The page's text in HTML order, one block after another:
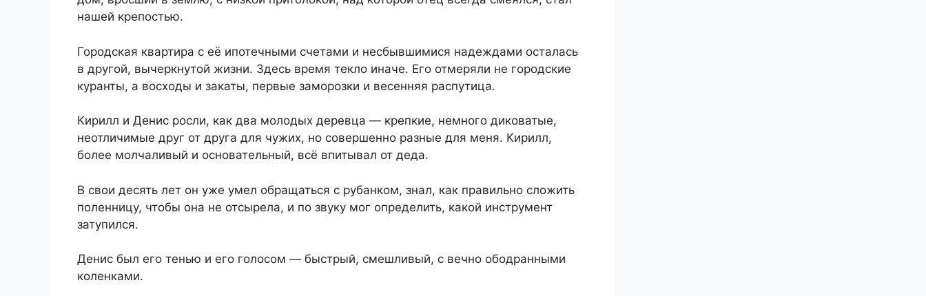
нашей крепостью.
Городская квартира с её ипотечными счетами и несбывшимися надеждами осталась
в другой, вычеркнутой жизни. Здесь время текло иначе. Его отмеряли не городские
куранты, а восходы и закаты, первые заморозки и весенняя распутица.
Кирилл и Денис росли, как два молодых деревца — крепкие, немного диковатые,
неотличимые друг от друга для чужих, но совершенно разные для меня. Кирилл,
более молчаливый и основательный, всё впитывал от деда.
В свои десять лет он уже умел обращаться с рубанком, знал, как правильно сложить
поленницу, чтобы она не отсырела, и по звуку мог определить, какой инструмент
затупился.
Денис был его тенью и его голосом — быстрый, смешливый, с вечно ободранными
коленками.